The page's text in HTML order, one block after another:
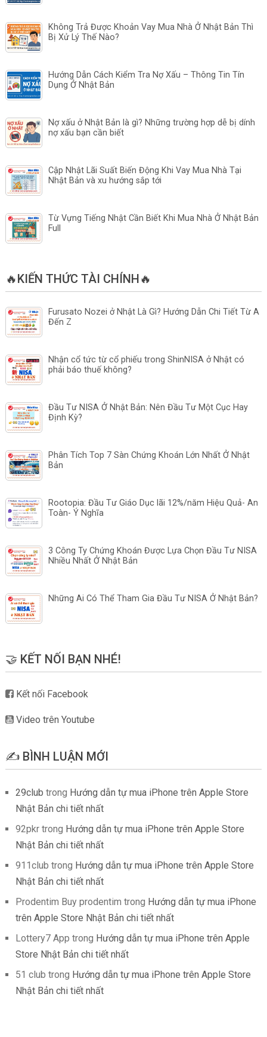
Không Trả Được Khoản Vay Mua Nhà Ở Nhật Bản Thì
Bị Xử Lý Thế Nào?
Hướng Dẫn Cách Kiểm Tra Nợ Xấu – Thông Tin Tín
Dụng Ở Nhật Bản
Nợ xấu ở Nhật Bản là gì? Những trường hợp dễ bị dính
nợ xấu bạn cần biết
Cập Nhật Lãi Suất Biến Động Khi Vay Mua Nhà Tại
Nhật Bản và xu hướng sắp tới
Từ Vựng Tiếng Nhật Cần Biết Khi Mua Nhà Ở Nhật Bản
Full
🔥KIẾN THỨC TÀI CHÍNH🔥
Furusato Nozei ở Nhật Là Gì? Hướng Dẫn Chi Tiết Từ A
Đến Z
Nhận cổ tức từ cổ phiếu trong ShinNISA ở Nhật có
phải báo thuế không?
Đầu Tư NISA Ở Nhật Bản: Nên Đầu Tư Một Cục Hay
Định Kỳ?
Phân Tích Top 7 Sàn Chứng Khoán Lớn Nhất Ở Nhật
Bản
Rootopia: Đầu Tư Giáo Dục lãi 12%/năm Hiệu Quả- An
Toàn- Ý Nghĩa
3 Công Ty Chứng Khoán Được Lựa Chọn Đầu Tư NISA
Nhiều Nhất Ở Nhật Bản
Những Ai Có Thể Tham Gia Đầu Tư NISA Ở Nhật Bản?
🤝 KẾT NỐI BẠN NHÉ!
Kết nối Facebook
Video trên Youtube
✍️ BÌNH LUẬN MỚI
29club trong Hướng dẫn tự mua iPhone trên Apple Store
Nhật Bản chi tiết nhất
92pkrtrong Hướng dẫn tự mua iPhone trên Apple Store
Nhật Bản chi tiết nhất
911club trong Hướng dẫn tự mua iPhone trên Apple Store
Nhật Bản chi tiết nhất
Prodentim Buy prodentim trong Hướng dẫn tự mua iPhone
trên Apple Store Nhật Bản chi tiết nhất
Lottery7 App trong Hướng dẫn tự mua iPhone trên Apple
Store Nhật Bản chi tiết nhất
51 club trong Hướng dẫn tự mua iPhone trên Apple Store
Nhật Bản chi tiết nhất